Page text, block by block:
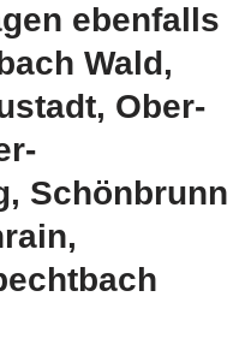
ebenfalls
Wald,
Ober-
Schönbrunn